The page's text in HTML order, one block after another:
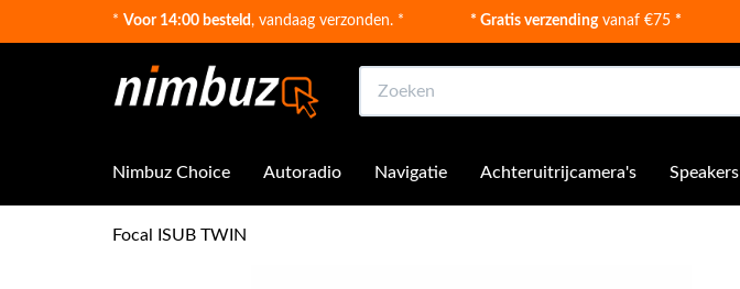
* Voor 14:00 besteld, vandaag verzonden. * * Gratis verzendingvanaf €75 *
Nimbuz Choice Autoradio Navigatie Achteruitrijcamera's Speakers
Focal ISUB TWIN